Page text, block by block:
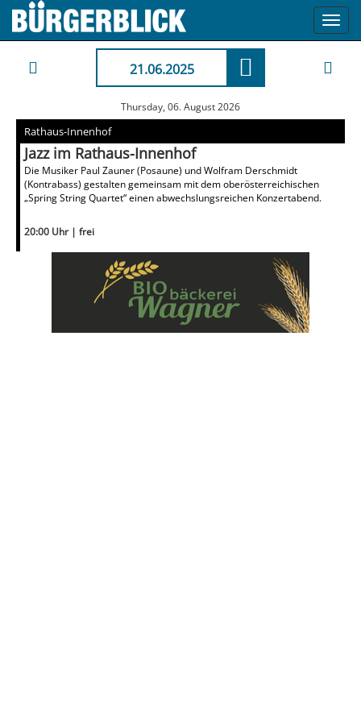
21.06.2025
Thursday, 06. August 2026
Rathaus-Innenhof
Jazz im Rathaus-Innenhof
Die Musiker Paul Zauner (Posaune) und Wolfram Derschmidt
(Kontrabass) gestalten gemeinsam mit dem oberösterreichischen
„Spring String Quartet“ einen abwechslungsreichen Konzertabend.
20:00 Uhr | frei